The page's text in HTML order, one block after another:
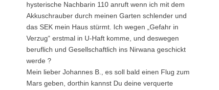
hysterische Nachbarin 110 anruft wenn ich mit dem
Akkuschrauber durch meinen Garten schlender und
das SEK mein Haus stürmt. Ich wegen „Gefahr in
Verzug“ erstmal in U-Haft komme, und deswegen
beruflich und Gesellschaftlich ins Nirwana geschickt
werde ?
Mein lieber Johannes B., es soll bald einen Flug zum
Mars geben, dorthin kannst Du deine verquerte